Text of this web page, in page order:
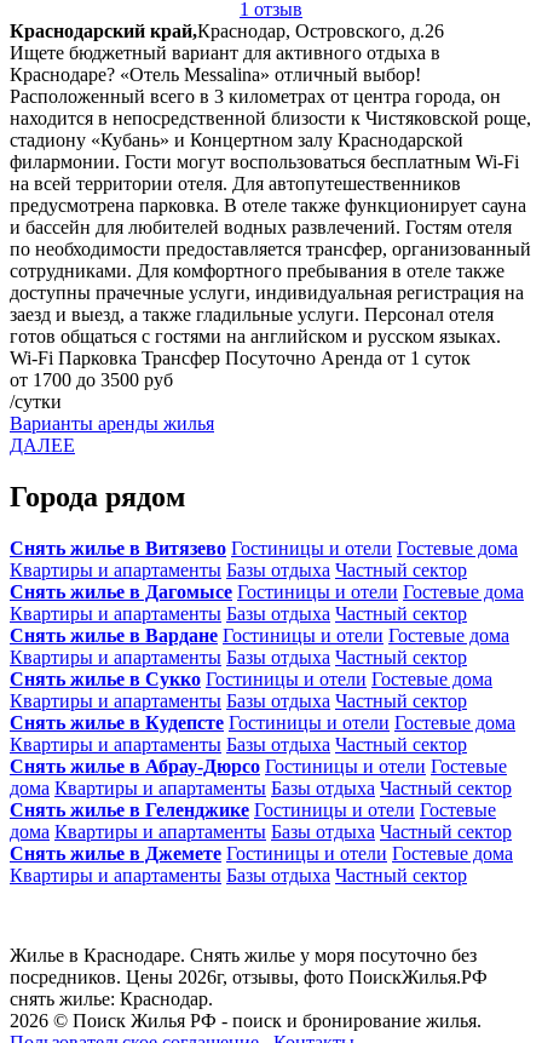
1 отзыв
Краснодарский край,Краснодар, Островского, д.26
Ищете бюджетный вариант для активного отдыха в
Краснодаре? «Отель Messalina» отличный выбор!
Расположенный всего в 3 километрах от центра города, он
находится в непосредственной близости к Чистяковской роще,
стадиону «Кубань» и Концертном залу Краснодарской
филармонии. Гости могут воспользоваться бесплатным Wi-Fi
на всей территории отеля. Для автопутешественников
предусмотрена парковка. В отеле также функционирует сауна
и бассейн для любителей водных развлечений. Гостям отеля
по необходимости предоставляется трансфер, организованный
сотрудниками. Для комфортного пребывания в отеле также
доступны прачечные услуги, индивидуальная регистрация на
заезд и выезд, а также гладильные услуги. Персонал отеля
готов общаться с гостями на английском и русском языках.
Wi-Fi Парковка Трансфер Посуточно Аренда от 1 суток
от 1700 до 3500 руб
/сутки
Варианты аренды жилья
ДАЛЕЕ
Города рядом
Снять жилье в Витязево Гостиницы и отели Гостевые дома
Квартиры и апартаменты Базы отдыха Частный сектор
Снять жилье в Дагомысе Гостиницы и отели Гостевые дома
Квартиры и апартаменты Базы отдыха Частный сектор
Снять жилье в Вардане Гостиницы и отели Гостевые дома
Квартиры и апартаменты Базы отдыха Частный сектор
Снять жилье в Сукко Гостиницы и отели Гостевые дома
Квартиры и апартаменты Базы отдыха Частный сектор
Снять жилье в Кудепсте Гостиницы и отели Гостевые дома
Квартиры и апартаменты Базы отдыха Частный сектор
Снять жилье в Абрау-Дюрсо Гостиницы и отели Гостевые
дома Квартиры и апартаменты Базы отдыха Частный сектор
Снять жилье в Геленджике Гостиницы и отели Гостевые
дома Квартиры и апартаменты Базы отдыха Частный сектор
Снять жилье в Джемете Гостиницы и отели Гостевые дома
Квартиры и апартаменты Базы отдыха Частный сектор
Жилье в Краснодаре. Снять жилье у моря посуточно без
посредников. Цены 2026г, отзывы, фото ПоискЖилья.РФ
снять жилье: Краснодар.
2026 © Поиск Жилья РФ - поиск и бронирование жилья.